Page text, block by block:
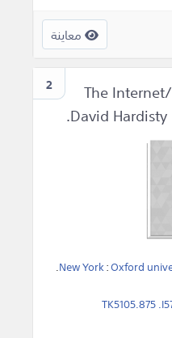
معاينة
2
The
David
New York:Oxford
.
TK5105.875